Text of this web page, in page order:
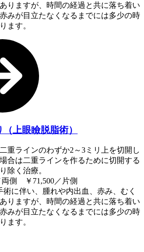
りますが、時間の経過と共に落ち着い
みが目立たなくなるまでには多少の時
ます。
上眼瞼脱脂術）
重ラインのわずか2～3ミリ上を切開し
合は二重ラインを作るために切開する
除く治療。
両側 ￥71,500／片側
術に伴い、腫れや内出血、赤み、むく
りますが、時間の経過と共に落ち着い
みが目立たなくなるまでには多少の時
ます。